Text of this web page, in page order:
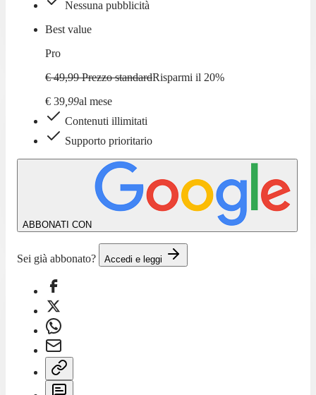
Nessuna pubblicità
Best value
Pro
€ 49,99 Prezzo standardRisparmi il 20%
€ 39 99al mese
Contenuti illimitati
Supporto prioritario
ABBONATI CON
Sei già abbonato? Accedi e leggi